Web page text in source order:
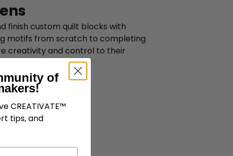
finish custom quilt blocks with
motifs from scratch to completing
creativity and control to their
of
CREATIVATE™
tips, and